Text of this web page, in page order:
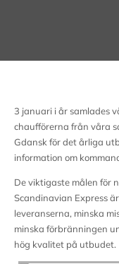
3 januari i år samlades
chaufförerna från våra
Gdansk för det årliga
information om
De viktigaste målen för
Scandinavian Express
leveranserna, minska
minska förbränningen
hög kvalitet på utbudet.